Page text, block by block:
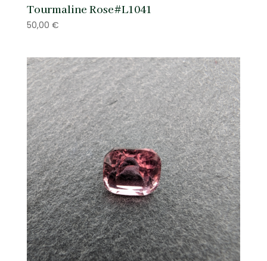
Tourmaline Rose#L1041
50,00 €